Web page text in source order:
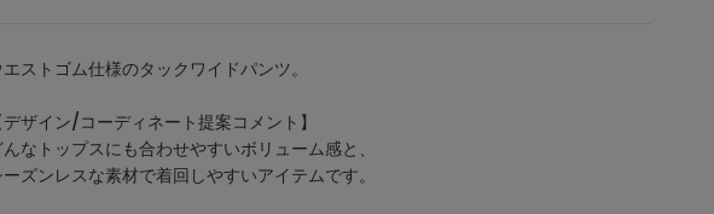
エストゴム仕様のタックワイドパンツ。
デザイン/コーディネート提案コメント】
んなトップスにも合わせやすいボリューム感と、
ーズンレスな素材で着回しやすいアイテムです。